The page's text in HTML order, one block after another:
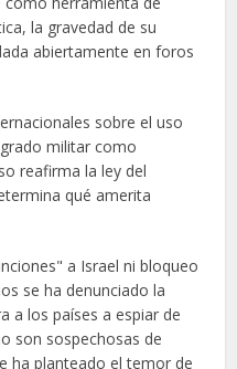
la gravedad de su
abiertamente en foros
sobre el uso
militar como
reafirma la ley del
qué amerita
a Israel ni bloqueo
se ha denunciado la
a los países a espiar de
son sospechosas de
ha planteado el temor de